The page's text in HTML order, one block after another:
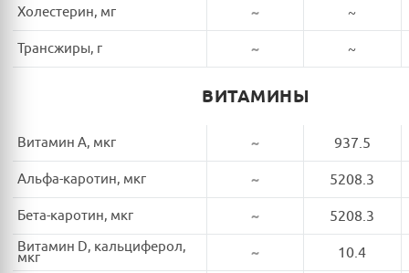
Холестерин, мг ~ ~
Трансжиры, г ~ ~
ВИТАМИНЫ
Витамин A, мкг ~ 937.5
Альфа-каротин, мкг ~ 5208.3
Бета-каротин, мкг ~ 5208.3
Витамин D, кальциферол,
мкг ~ 10.4